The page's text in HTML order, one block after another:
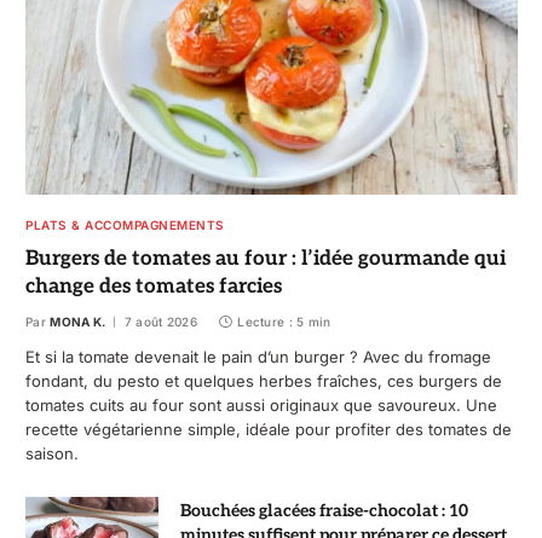
PLATS & ACCOMPAGNEMENTS
Burgers de tomates au four : l’idée gourmande qui
change des tomates farcies
Par MONA K. 7 août 2026 Lecture : 5 min
Et si la tomate devenait le pain d’un burger ? Avec du fromage
fondant, du pesto et quelques herbes fraîches, ces burgers de
tomates cuits au four sont aussi originaux que savoureux. Une
recette végétarienne simple, idéale pour profiter des tomates de
saison.
Bouchées glacées fraise-chocolat : 10